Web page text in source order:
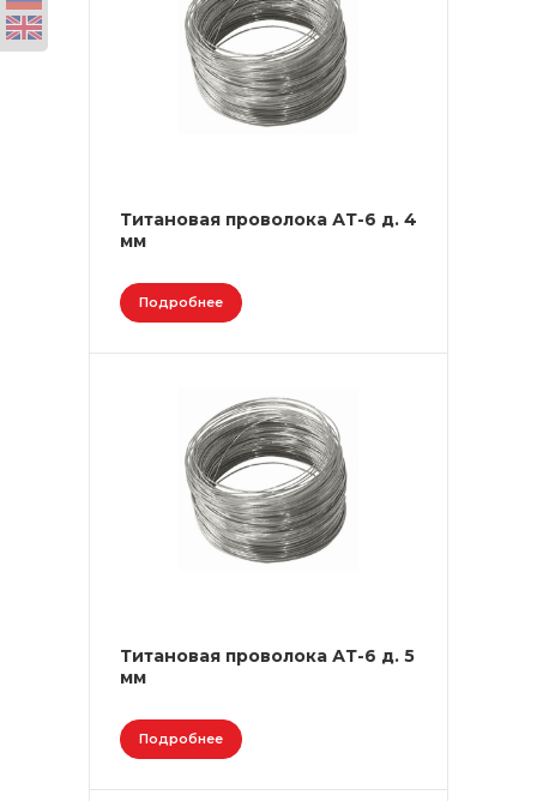
Титановая проволока АТ-6 д. 4
мм
Подробнее
Титановая проволока АТ-6 д. 5
мм
Подробнее